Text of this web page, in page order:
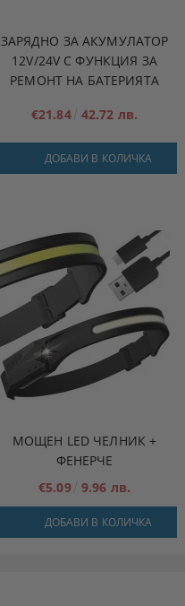
ЗАРЯДНО ЗА АКУМУЛАТОР
12V/24V С ФУНКЦИЯ ЗА
РЕМОНТ НА БАТЕРИЯТА
€21.84 42.72 лв.
ДОБАВИ В КОЛИЧКА
МОЩЕН LED ЧЕЛНИК +
ФЕНЕРЧЕ
€5.09 9.96 лв.
ДОБАВИ В КОЛИЧКА